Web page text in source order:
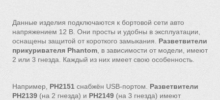
Данные изделия подключаются к бортовой сети авто
напряжением 12 В. Они просты и удобны в эксплуатации,
оснащены защитой от короткого замыкания. Разветвители
прикуривателя Phantom , в зависимости от модели, имеют
2 или 3 гнезда. Каждый из них имеет свою особенность.
Например, РН2151 снабжён USB-портом. Разветвители
PH2139 (на 2 гнезда) и PH2149 (на 3 гнезда) имеют